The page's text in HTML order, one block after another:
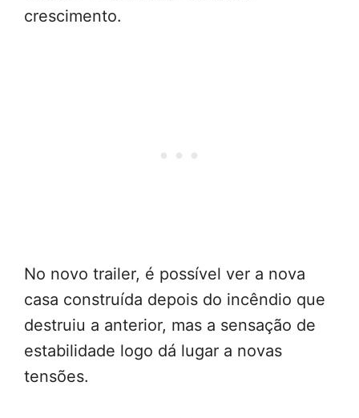
crescimento.
No novo trailer, é possível ver a nova
casa construída depois do incêndio que
destruiu a anterior, mas a sensação de
estabilidade logo dá lugar a novas
tensões.